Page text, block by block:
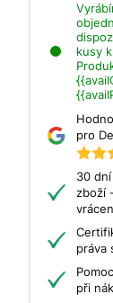
kusy
pro
30
zboží
práva
při